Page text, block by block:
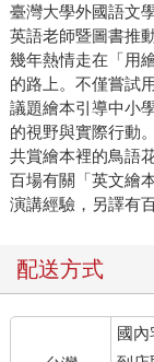
臺灣大學外國語文
英語老師暨圖書推
幾年熱情走在「用
的路上。不僅嘗試
議題繪本引導中小
的視野與實際行動
共賞繪本裡的鳥語
百場有關「英文繪
演講經驗，另譯有
配送方式
國內